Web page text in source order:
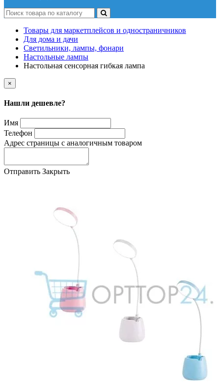
Товары для маркетплейсов и одностраничников
Для дома и дачи
Светильники, лампы, фонари
Настольные лампы
Настольная сенсорная гибкая лампа
×
Нашли дешевле?
Имя
Телефон
Адрес страницы с аналогичным товаром
Отправить Закрыть